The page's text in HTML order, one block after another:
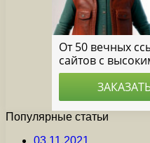
Популярные статьи
03.11.2021